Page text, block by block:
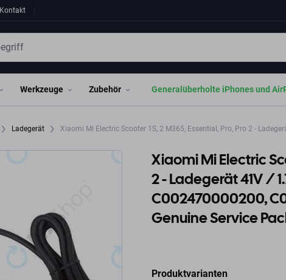
Kontakt
Werkzeuge Zubehör Generalüberholte iPhones und
Ladegerät
Xiaomi Mi Electric Scooter 1S, 2 M365, Essential, Pro, Pro 2 -
Xiaomi Mi Electric
2 - Ladegerät 41V /
C002470000200,
Genuine Service
Produktvarianten